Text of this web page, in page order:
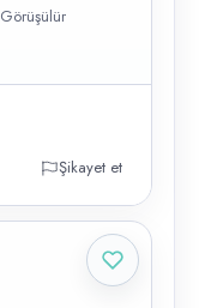
Görüşülür
Şikayet et